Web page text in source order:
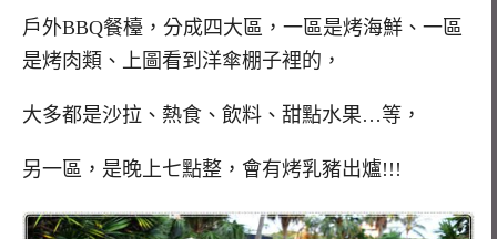
戶外BBQ餐檯，分成四大區，一區是烤海鮮、一區
是烤肉類、上圖看到洋傘棚子裡的，
大多都是沙拉、熱食、飲料、甜點水果…等，
另一區，是晚上七點整，會有烤乳豬出爐!!!